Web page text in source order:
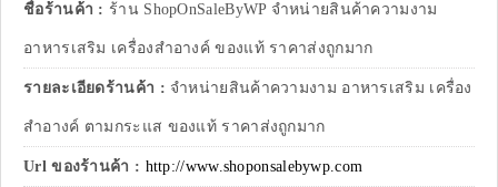
ชื่อร้านค้า : ร้าน ShopOnSaleByWP จำหน่ายสินค้าความงาม
อาหารเสริม เครื่องสำอางค์ ของแท้ ราคาส่งถูกมาก
รายละเอียดร้านค้า : จำหน่ายสินค้าความงาม อาหารเสริม เครื่อง
สำอางค์ ตามกระแส ของแท้ ราคาส่งถูกมาก
Url ของร้านค้า : http://www.shoponsalebywp.com